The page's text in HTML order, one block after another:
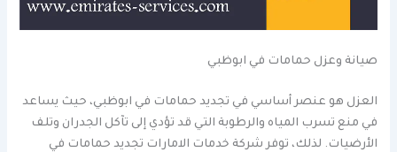
صيانة وعزل حمامات في ابوظبي
العزل هو عنصر أساسي في تجديد حمامات في ابوظبي، حيث يساعد
في منع تسرب المياه والرطوبة التي قد تؤدي إلى تآكل الجدران وتلف
الأرضيات. لذلك، توفر شركة خدمات الامارات تجديد حمامات في